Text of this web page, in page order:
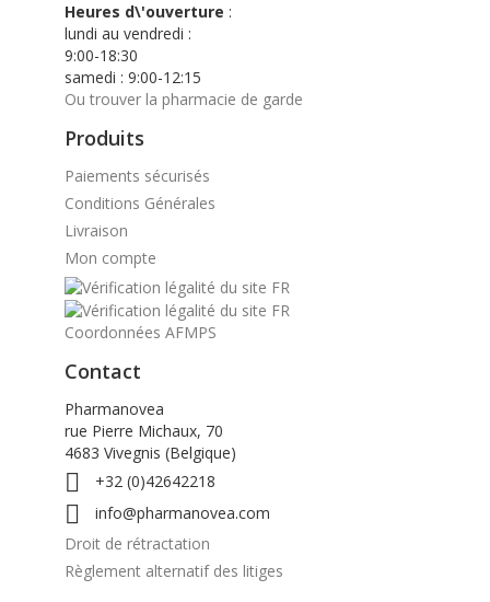
Heures d\'ouverture :
lundi au vendredi :
9:00-18:30
samedi : 9:00-12:15
Ou trouver la pharmacie de garde
Produits
Paiements sécurisés
Conditions Générales
Livraison
Mon compte
Coordonnées AFMPS
Contact
Pharmanovea
rue Pierre Michaux, 70
4683 Vivegnis (Belgique)
 +32 (0)42642218

info@pharmanovea.com
Droit de rétractation
Règlement alternatif des litiges